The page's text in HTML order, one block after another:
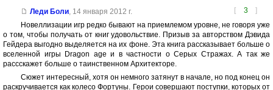
[ 3 ]
Леди Боли, 14 января 2012 г.
Новеллизации игр редко бывают на приемлемом уровне, не говоря уже
о том, чтобы получать от книг удовольствие. Призыв за авторством Дэвида
Гейдера выгодно выделяется на их фоне. Эта книга рассказывает больше о
вселенной игры Drаgon age и в частности о Серых Стражах. А так же
рассскажет больше о таинственном Архитекторе.
Сюжет интересный, хотя он немного затянут в начале, но под конец он
раскручивается как колесо Фортуны. Герои совершают поступки, которых от